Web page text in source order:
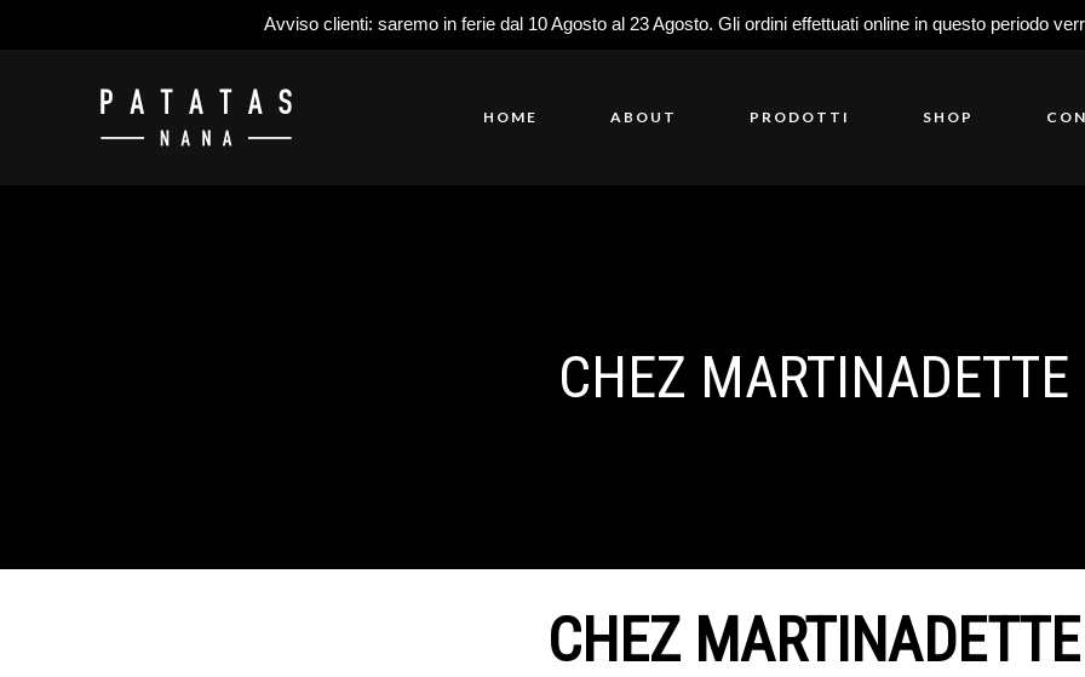
Avviso clienti: saremo in ferie dal 10 Agosto al 23 Agosto. Gli ordini effettuati online in questo periodo
HOME ABOUT PRODOTTI SHOP
CHEZ MARTINADETTE
CHEZ MARTINADETTE